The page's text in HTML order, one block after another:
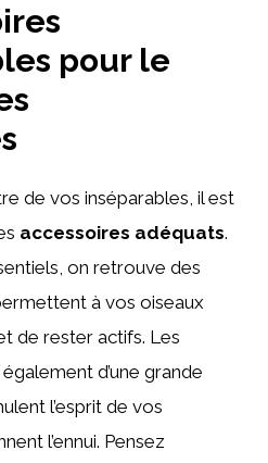
pour le
de vos inséparables, il est
accessoires adéquats.
on retrouve des
à vos oiseaux
de rester actifs. Les
d’une grande
l’esprit de vos
l’ennui. Pensez